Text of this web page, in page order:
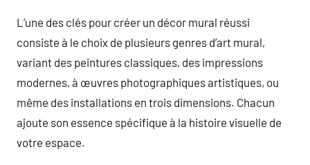
L’une des clés pour créer un décor mural réussi
consiste à le choix de plusieurs genres d’art mural,
variant des peintures classiques, des impressions
modernes, à œuvres photographiques artistiques, ou
même des installations en trois dimensions. Chacun
ajoute son essence spécifique à la histoire visuelle de
votre espace.